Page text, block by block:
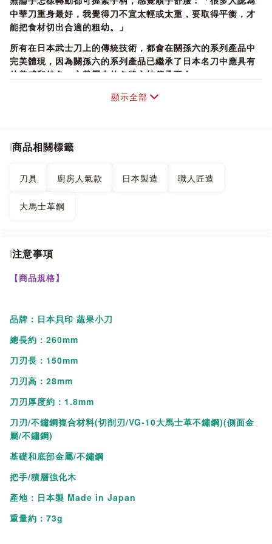
中華刀重身最好，我覺得刀不宜太輕或太重，要取得平衡，才
能把食材切出合適的粗幼。」
所有在日本武士刀上的傳統技術，都會在關孫六的系列產品中
完美體現，因為關孫六的系列產品已繼承了日本名刀中應具有
的美感和特色，永載歷史的名將之技傳承至今。
紋一樣散佈在刀面上。
蔬菜、魚類、肉類，任何食材都可輕鬆處理。使用刀具的刀尖
部分，還可以去除馬鈴薯芽眼等、食材中多餘部分。擁有這把
萬能刀，即可應對每天基本料理所需。
感十分舒適。
※刀紋為人工壓製，故每支刀的刀紋形狀不盡相同，商品照片為
參考，請以實品為主。
顯示全部
商品相關標籤
刀具 廚房人氣款 日本製造 職人匠造
大馬士革鋼
注意事項
【商品規格】
品牌：日本貝印 蔬果小刀
總長約：260mm
刀刃長：150mm
刀刃高：28mm
刀刃厚度約：1.8mm
刀刃/不鏽鋼複合材料(切削刃/VG-10大馬士革不鏽鋼)(側面金
屬/不鏽鋼)
基礎和底部金屬/不鏽鋼
把手/積層強化木
產地：日本製 Made in Japan
重量約：73g